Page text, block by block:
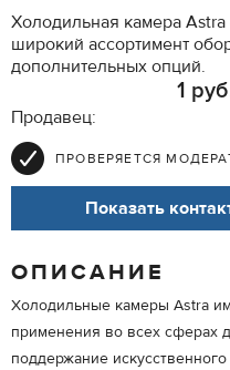
Холодильная камера Astra
широкий ассортимент
дополнительных опций.
1
Продавец:
ПРОВЕРЯЕТСЯ
Показать
ОПИСАНИЕ
Холодильные камеры Astra
применения во всех сферах
поддержание искусcтвенного